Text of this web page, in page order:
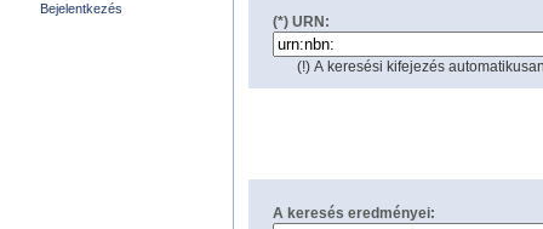
Bejelentkezés
(*) URN:
(!) A keresési kifejezés
A keresés eredményei: